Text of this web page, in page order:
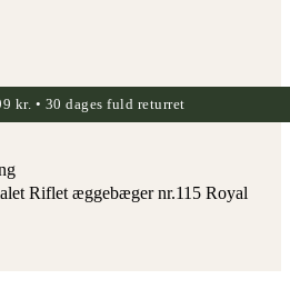
kr. • 30 dages fuld returret
Riflet æggebæger nr.115 Royal